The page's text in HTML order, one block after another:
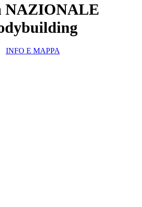
NAZIONALE
INFO E MAPPA